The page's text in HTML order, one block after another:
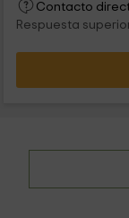
Contacto
Respuesta